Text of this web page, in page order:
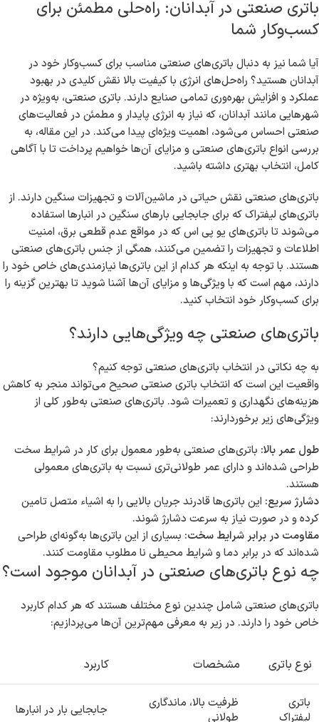
باتری صنعتی در آبدانان: راه‌حلی مطمئن برای
کسب‌وکار شما
آیا شما نیز به دنبال باتری‌های صنعتی مناسب برای کسب‌وکار خود در
آبدانان هستید؟ راه‌حل‌های انرژی با کیفیت بالا نقش کلیدی در بهبود
عملکرد و افزایش بهره‌وری تمامی صنایع دارند. باتری صنعتی، به‌ویژه در
شهرهایی مانند آبدانان، که نیاز به انرژی پایدار و مطمئن در فعالیت‌های
صنعتی احساس می‌شود، اهمیت ویژه‌ای پیدا می‌کند. در این مقاله، به
بررسی انواع باتری‌های صنعتی و مزایای آن‌ها خواهیم پرداخت تا با آگاهی
کامل، انتخاب بهتری داشته باشید.
باتری‌های صنعتی نقش حیاتی در ماشین‌آلات و تجهیزات سنگین دارند. از
باتری‌های لیفتراک که برای جابجایی بارهای سنگین در انبارها استفاده
می‌شوند تا باتری‌های یو پی اس که در مواقع عدم قطعی برق، امنیت
اطلاعات و تجهیزات را تضمین می‌کنند، همگی از جنس باتری‌های صنعتی
هستند. با توجه به اینکه هر کدام از این باتری‌ها نیازمندی‌های خاص خود را
دارند، مهم است که با ویژگی‌ها و مزایای آن‌ها آشنا شوید تا بهترین گزینه را
برای کسب‌وکار خود انتخاب کنید.
باتری‌های صنعتی چه ویژگی‌هایی دارند؟
به چه نکاتی در انتخاب باتری‌های صنعتی توجه کنیم؟
واقعیت این است که انتخاب باتری صنعتی صحیح می‌تواند منجر به کاهش
هزینه‌های نگهداری و تعمیرات شود. باتری‌های صنعتی به‌طور کلی از
ویژگی‌های زیر برخوردارند:
طول عمر بالا: باتری‌های صنعتی به‌طور معمول برای کار در شرایط سخت
طراحی شده‌اند و دارای عمر طولانی‌تری نسبت به باتری‌های معمولی
هستند.
دشارژ سریع: این باتری‌ها قادرند جریان بالایی را به اشیاء متصل تامین
کرده و در صورت نیاز به سرعت دشارژ شوند.
مقاومت در برابر شرایط سخت: بسیاری از این باتری‌ها به‌گونه‌ای طراحی
شده‌اند که در برابر دما و شرایط محیطی نا مطلوب مقاومت کنند.
چه نوع باتری‌های صنعتی در آبدانان موجود است؟
باتری‌های صنعتی شامل چندین نوع مختلف هستند که هر کدام کاربرد
خاص خود را دارند. در زیر به معرفی مهم‌ترین آن‌ها می‌پردازیم:
نوع باتری مشخصات کاربرد
باتری
لیفتراک
ظرفیت بالا، ماندگاری
طولانی
جابجایی بار در انبارها